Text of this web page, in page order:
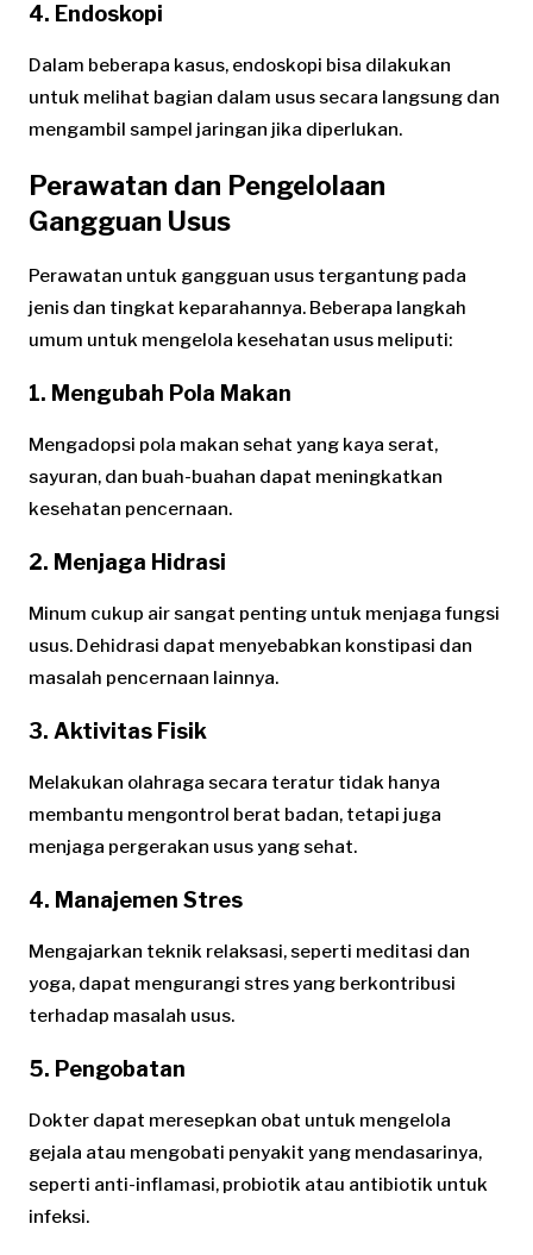
4. Endoskopi
Dalam beberapa kasus, endoskopi bisa dilakukan
untuk melihat bagian dalam usus secara langsung dan
mengambil sampel jaringan jika diperlukan.
Perawatan dan Pengelolaan
Gangguan Usus
Perawatan untuk gangguan usus tergantung pada
jenis dan tingkat keparahannya. Beberapa langkah
umum untuk mengelola kesehatan usus meliputi:
1. Mengubah Pola Makan
Mengadopsi pola makan sehat yang kaya serat,
sayuran, dan buah-buahan dapat meningkatkan
kesehatan pencernaan.
2. Menjaga Hidrasi
Minum cukup air sangat penting untuk menjaga fungsi
usus. Dehidrasi dapat menyebabkan konstipasi dan
masalah pencernaan lainnya.
3. Aktivitas Fisik
Melakukan olahraga secara teratur tidak hanya
membantu mengontrol berat badan, tetapi juga
menjaga pergerakan usus yang sehat.
4. Manajemen Stres
Mengajarkan teknik relaksasi, seperti meditasi dan
yoga, dapat mengurangi stres yang berkontribusi
terhadap masalah usus.
5. Pengobatan
Dokter dapat meresepkan obat untuk mengelola
gejala atau mengobati penyakit yang mendasarinya,
seperti anti-inflamasi, probiotik atau antibiotik untuk
infeksi.